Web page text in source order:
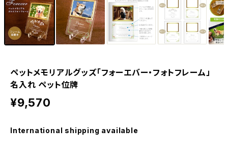
ペットメモリアルグッズ「フォーエバー・フォトフレーム」
名入れ ペット位牌
¥9,570
International shipping available